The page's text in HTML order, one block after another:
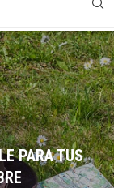
PARA TUS
EL
NUBES PARA